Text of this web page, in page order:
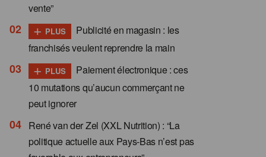
vente”
+ PLUS
Publicité en magasin : les
franchisés veulent reprendre la main
+ PLUS
Paiement électronique : ces
10 mutations qu’aucun commerçant ne
peut ignorer
René van der Zel (XXL Nutrition) : “La
politique actuelle aux Pays-Bas n’est pas